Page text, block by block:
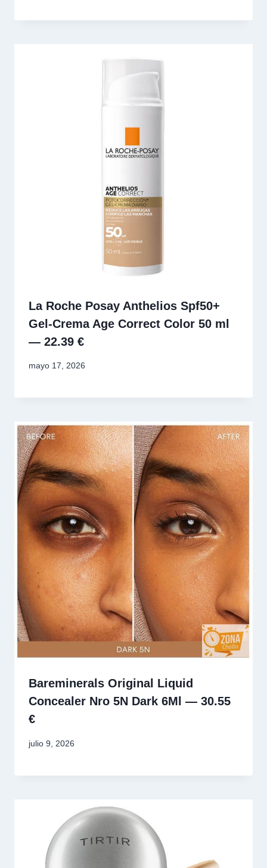
La Roche Posay Anthelios Spf50+
Gel-Crema Age Correct Color 50 ml
— 22.39 €
mayo 17, 2026
Bareminerals Original Liquid
Concealer Nro 5N Dark 6Ml — 30.55
€
julio 9, 2026